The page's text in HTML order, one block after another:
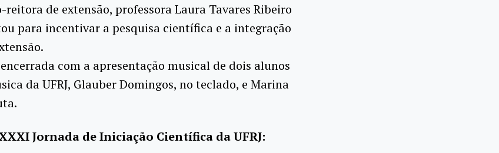
de extensão, professora Laura Tavares Ribeiro
para incentivar a pesquisa científica e a integração
com a apresentação musical de dois alunos
da UFRJ, Glauber Domingos, no teclado, e Marina
Jornada de Iniciação Científica da UFRJ: